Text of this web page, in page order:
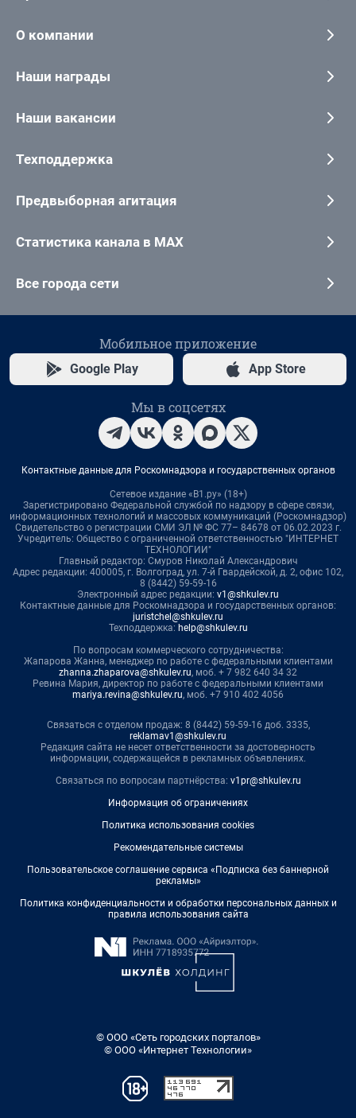
О компании
Наши награды
Наши вакансии
Техподдержка
Предвыборная агитация
Статистика канала в MAX
Все города сети
Мобильное приложение
Google Play App Store
Мы в соцсетях
Контактные данные для Роскомнадзора и государственных органов
Сетевое издание «В1.ру» (18+)
Зарегистрировано Федеральной службой по надзору в сфере связи,
информационных технологий и массовых коммуникаций (Роскомнадзор)
Свидетельство о регистрации СМИ ЭЛ № ФС 77– 84678 от 06.02.2023 г.
Учредитель: Общество с ограниченной ответственностью "ИНТЕРНЕТ
ТЕХНОЛОГИИ"
Главный редактор: Смуров Николай Александрович
Адрес редакции: 400005, г. Волгоград, ул. 7-й Гвардейской, д. 2, офис 102,
8 (8442) 59-59-16
Электронный адрес редакции: v1@shkulev.ru
Контактные данные для Роскомнадзора и государственных органов:
juristchel@shkulev.ru
Техподдержка: help@shkulev.ru
По вопросам коммерческого сотрудничества:
Жапарова Жанна, менеджер по работе с федеральными клиентами
zhanna.zhaparova@shkulev.ru, моб. + 7 982 640 34 32
Ревина Мария, директор по работе с федеральными клиентами
mariya.revina@shkulev.ru, моб. +7 910 402 4056
Связаться с отделом продаж: 8 (8442) 59-59-16 доб. 3335,
reklamav1@shkulev.ru
Редакция сайта не несет ответственности за достоверность
информации, содержащейся в рекламных объявлениях.
Связаться по вопросам партнёрства: v1pr@shkulev.ru
Информация об ограничениях
Политика использования cookies
Рекомендательные системы
Пользовательское соглашение сервиса «Подписка без баннерной
рекламы»
Политика конфиденциальности и обработки персональных данных и
правила использования сайта
© ООО «Сеть городских порталов»
© ООО «Интернет Технологии»